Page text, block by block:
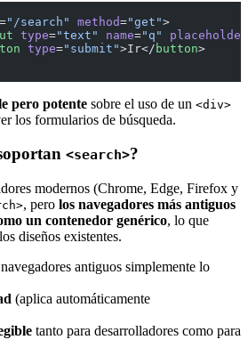
="/search" method="get">
type="text" name="q"
placeholder
type="submit">Ir</ button>
pero potente sobre el uso de un <div>
los formularios de búsqueda.
<search>?
modernos (Chrome, Edge, Firefox y
, pero los navegadores más antiguos
un contenedor genérico, lo que
diseños existentes.
antiguos simplemente lo
(aplica automáticamente
tanto para desarrolladores como para